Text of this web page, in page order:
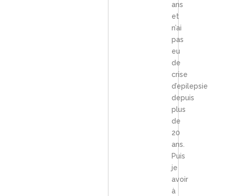
ans
et
n’ai
pas
eu
de
crise
d’epilepsie
depuis
plus
de
20
ans.
Puis
je
avoir
à